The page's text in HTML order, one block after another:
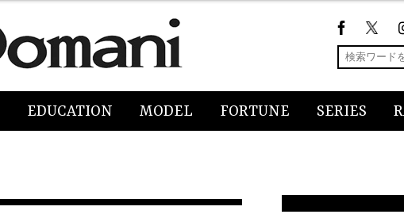
EDUCATION MODEL FORTUNE SERIES